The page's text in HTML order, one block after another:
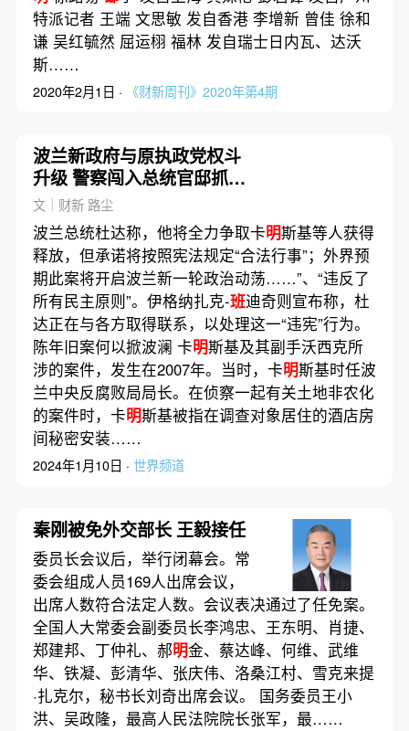
特派记者 王端 文思敏 发自香港 李增新 曾佳 徐和
谦 吴红毓然 屈运栩 福林 发自瑞士日内瓦、达沃
斯……
2020年2月1日 · 《财新周刊》2020年第4期
波兰新政府与原执政党权斗
升级 警察闯入总统官邸抓捕
前部长
文｜财新 路尘
波兰总统杜达称，他将全力争取卡明斯基等人获得
释放，但承诺将按照宪法规定“合法行事”；外界预
期此案将开启波兰新一轮政治动荡……”、“违反了
所有民主原则”。伊格纳扎克-班迪奇则宣布称，杜
达正在与各方取得联系，以处理这一“违宪”行为。
陈年旧案何以掀波澜 卡明斯基及其副手沃西克所
涉的案件，发生在2007年。当时，卡明斯基时任波
兰中央反腐败局局长。在侦察一起有关土地非农化
的案件时，卡明斯基被指在调查对象居住的酒店房
间秘密安装……
2024年1月10日 · 世界频道
秦刚被免外交部长 王毅接任
委员长会议后，举行闭幕会。常
委会组成人员169人出席会议，
出席人数符合法定人数。会议表决通过了任免案。
全国人大常委会副委员长李鸿忠、王东明、肖捷、
郑建邦、丁仲礼、郝明金、蔡达峰、何维、武维
华、铁凝、彭清华、张庆伟、洛桑江村、雪克来提
·扎克尔，秘书长刘奇出席会议。 国务委员王小
洪、吴政隆，最高人民法院院长张军，最……